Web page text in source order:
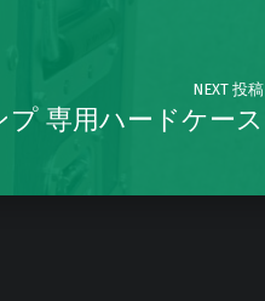
NEXT 投稿
プ 専用ハードケース